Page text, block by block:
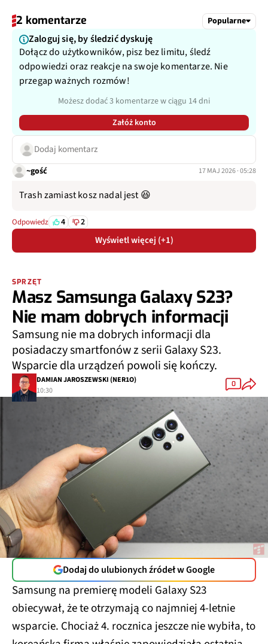
2 komentarze Popularne
Zaloguj się, by śledzić dyskuję
Dołącz do użytkowników, pisz bez limitu, śledź
odpowiedzi oraz reakcje na swoje komentarze. Nie
przegap ważnych rozmów!
Możesz dodać 3 komentarze w ciągu 14 dni
Załóż konto
Dodaj komentarz
~gość 17 MAJ 2026 · 05:28
Trash zamiast kosz nadal jest 😆
Odpowiedz 4 2
Wyświetl więcej (+1)
SPRZĘT
Masz Samsunga Galaxy S23?
Nie mam dobrych informacji
Samsung nie ma dobrych informacji dla
posiadaczy smartfonów z serii Galaxy S23.
Wsparcie dla urządzeń powoli się kończy.
DAMIAN JAROSZEWSKI (NER1O)
10:30
0
Dodaj do ulubionych źródeł w Google
Samsung na premierę modeli Galaxy S23
obiecywał, że te otrzymają co najmniej 4-letnie
wsparcie. Chociaż 4. rocznica jeszcze nie wybiła, to